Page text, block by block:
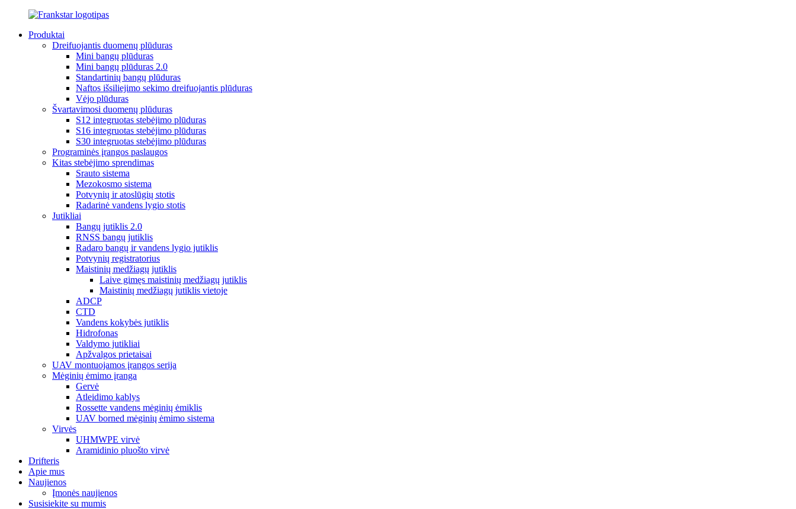
Produktai
Dreifuojantis duomenų plūduras
Mini bangų plūduras
Mini bangų plūduras 2.0
Standartinių bangų plūduras
Naftos išsiliejimo sekimo dreifuojantis plūduras
Vėjo plūduras
Švartavimosi duomenų plūduras
S12 integruotas stebėjimo plūduras
S16 integruotas stebėjimo plūduras
S30 integruotas stebėjimo plūduras
Programinės įrangos paslaugos
Kitas stebėjimo sprendimas
Srauto sistema
Mezokosmo sistema
Potvynių ir atoslūgių stotis
Radarinė vandens lygio stotis
Jutikliai
Bangų jutiklis 2.0
RNSS bangų jutiklis
Radaro bangų ir vandens lygio jutiklis
Potvynių registratorius
Maistinių medžiagų jutiklis
Laive gimęs maistinių medžiagų jutiklis
Maistinių medžiagų jutiklis vietoje
ADCP
CTD
Vandens kokybės jutiklis
Hidrofonas
Valdymo jutikliai
Apžvalgos prietaisai
UAV montuojamos įrangos serija
Mėginių ėmimo įranga
Gervė
Atleidimo kablys
Rossette vandens mėginių ėmiklis
UAV borned mėginių ėmimo sistema
Virvės
UHMWPE virvė
Aramidinio pluošto virvė
Drifteris
Apie mus
Naujienos
Įmonės naujienos
Susisiekite su mumis